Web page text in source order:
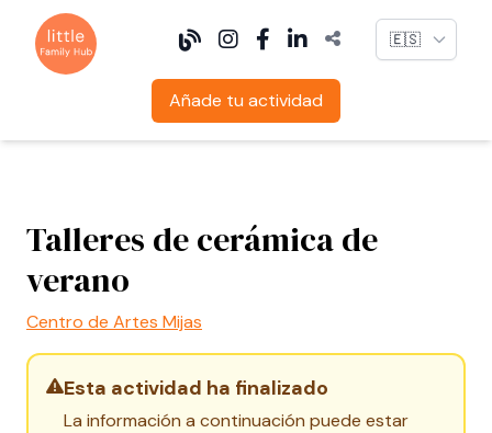
Language
Añade tu actividad
Talleres de cerámica de
verano
Centro de Artes Mijas
Esta actividad ha finalizado
La información a continuación puede estar